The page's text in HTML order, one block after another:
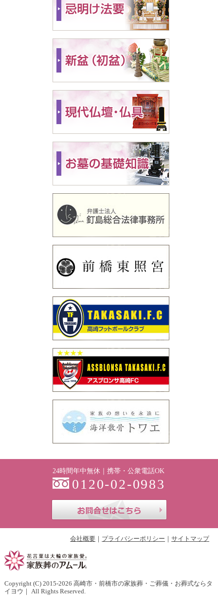
24時間年中無休｜携帯・公衆電話OK
0120-02-0983
会社概要 プライバシーポリシー サイトマップ
Copyright (C) 2015-2026 高崎市・前橋市の家族葬・ご葬儀・お葬式ならタ
イヨウ ｜ All Rights Reserved.